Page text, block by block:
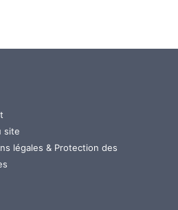
site
légales & Protection des